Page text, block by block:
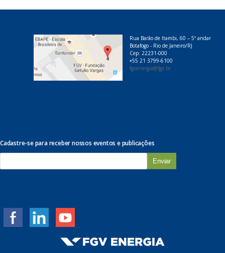
Rua Barão de Itambi, 60 – 5º andar
Botafogo - Rio de Janeiro/RJ
Cep: 22231-000
+55 21 3799-6100
fgvenergia@fgv.br
Cadastre-se para receber nossos eventos e publicações
m